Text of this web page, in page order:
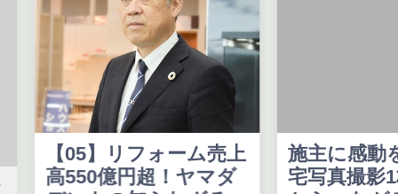
【05】リフォーム売上
高550億円超！ヤマダ
施主に感動
宅写真撮影1